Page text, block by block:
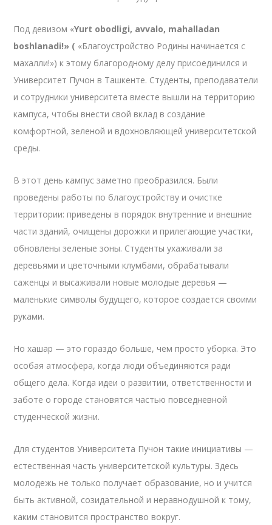
Под девизом «Yurt obodligi, avvalo, mahalladan
boshlanadi!» ( «Благоустройство Родины начинается с
махалли!») к этому благородному делу присоединился и
Университет Пучон в Ташкенте. Студенты, преподаватели
и сотрудники университета вместе вышли на территорию
кампуса, чтобы внести свой вклад в создание
комфортной, зеленой и вдохновляющей университетской
среды.
В этот день кампус заметно преобразился. Были
проведены работы по благоустройству и очистке
территории: приведены в порядок внутренние и внешние
части зданий, очищены дорожки и прилегающие участки,
обновлены зеленые зоны. Студенты ухаживали за
деревьями и цветочными клумбами, обрабатывали
саженцы и высаживали новые молодые деревья —
маленькие символы будущего, которое создается своими
руками.
Но хашар — это гораздо больше, чем просто уборка. Это
особая атмосфера, когда люди объединяются ради
общего дела. Когда идеи о развитии, ответственности и
заботе о городе становятся частью повседневной
студенческой жизни.
Для студентов Университета Пучон такие инициативы —
естественная часть университетской культуры. Здесь
молодежь не только получает образование, но и учится
быть активной, созидательной и неравнодушной к тому,
каким становится пространство вокруг.